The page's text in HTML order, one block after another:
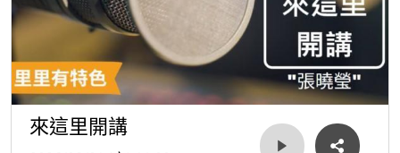
來這里開講